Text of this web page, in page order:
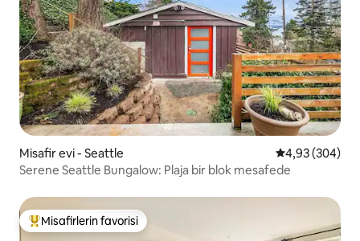
Misafir evi - Seattle 5 üzerinden
4,93 (304)
Serene Seattle Bungalow: Plaja bir blok mesafede
Misafirlerin favorilerinden en beğenilenler arasında
Misafirlerin favorisi